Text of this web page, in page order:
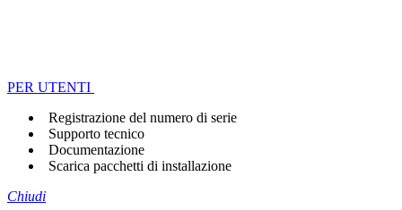
PER UTENTI
Registrazione del numero di serie
Supporto tecnico
Documentazione
Scarica pacchetti di installazione
Chiudi